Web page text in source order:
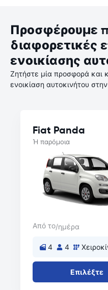
Προσφέρουμε
διαφορετικές
ενοικίασης
Ζητήστε μία προσφορά και
ενοικίαση αυτοκινήτου
Fiat Panda
Ή παρόμοια
Από το/ημέρα
4 4
Επιλέξτε